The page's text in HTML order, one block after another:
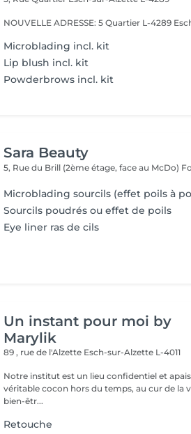
NOUVELLE ADRESSE: 5 Quartier L-4289
Microblading incl. kit
Lip blush incl. kit
Powderbrows incl. kit
Sara Beauty
5, Rue du Brill (2ème étage, face au McDo)
Microblading sourcils (effet poils à
Sourcils poudrés ou effet de poils
Eye liner ras de cils
Un instant pour moi by
Marylik
89 , rue de l'Alzette Esch-sur-Alzette L-4011
Notre institut est un lieu confidentiel et
véritable cocon hors du temps, au cur de la
bien-êtr...
Retouche